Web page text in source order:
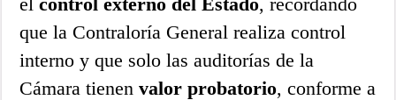
que la Contraloría General realiza control
interno y que solo las auditorías de la
Cámara tienenvalor probatorio, conforme a